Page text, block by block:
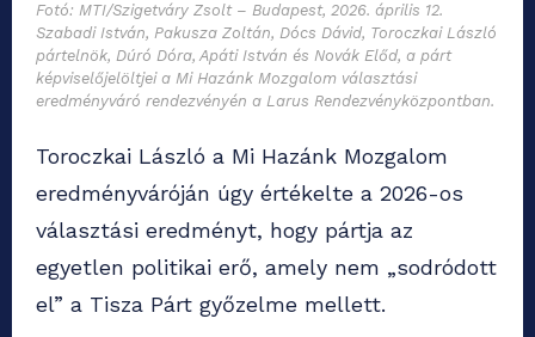
Fotó: MTI/Szigetváry Zsolt – Budapest, 2026. április 12.
Szabadi István, Pakusza Zoltán, Dócs Dávid, Toroczkai László
pártelnök, Dúró Dóra, Apáti István és Novák Előd, a párt
képviselőjelöltjei a Mi Hazánk Mozgalom választási
eredményváró rendezvényén a Larus Rendezvényközpontban.
Toroczkai László a Mi Hazánk Mozgalom
eredményváróján úgy értékelte a 2026-os
választási eredményt, hogy pártja az
egyetlen politikai erő, amely nem „sodródott
el” a Tisza Párt győzelme mellett.